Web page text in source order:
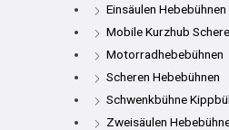
Einsäulen Hebebühnen
Mobile Kurzhub
Motorradhebebühnen
Scheren Hebebühnen
Schwenkbühne
Zweisäulen